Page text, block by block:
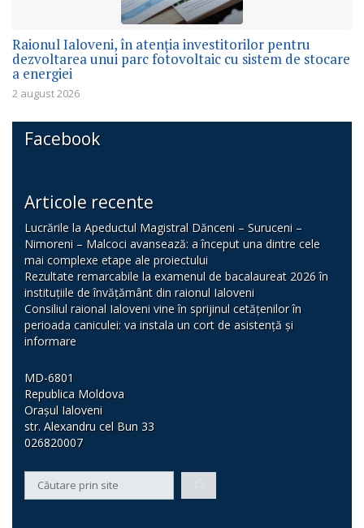
Raionul Ialoveni, în atenția investitorilor pentru
dezvoltarea unui parc fotovoltaic cu sistem de stocare
a energiei
2 august 2026
Facebook
Articole recente
Lucrările la Apeductul Magistral Dănceni – Suruceni –
Nimoreni – Malcoci avansează: a început una dintre cele
mai complexe etape ale proiectului
Rezultate remarcabile la examenul de bacalaureat 2026 în
instituțiile de învățământ din raionul Ialoveni
Consiliul raional Ialoveni vine în sprijinul cetățenilor în
perioada caniculei: va instala un cort de asistență și
informare
MD-6801
Republica Moldova
Orașul Ialoveni
str. Alexandru cel Bun 33
026820007